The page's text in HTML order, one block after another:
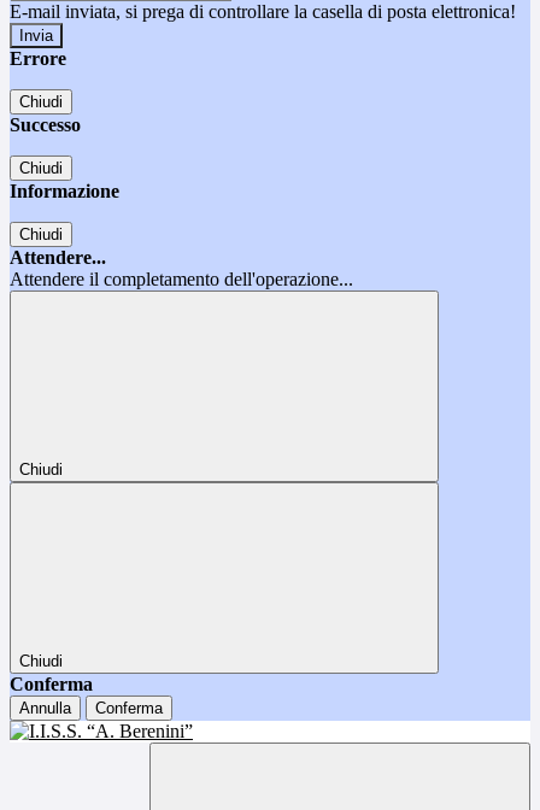
E-mail inviata, si prega di controllare la casella di posta elettronica!
Errore
Chiudi
Successo
Chiudi
Informazione
Chiudi
Attendere...
Attendere il completamento dell'operazione...
Chiudi
Chiudi
Conferma
Annulla Conferma